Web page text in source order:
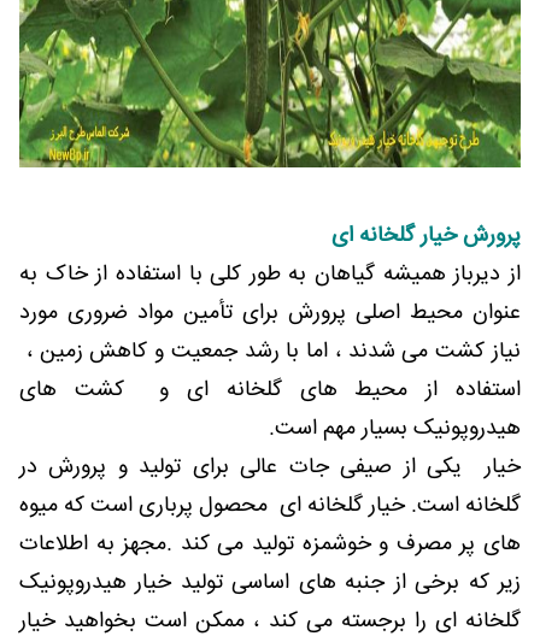
پرورش خیار گلخانه ای
از دیرباز همیشه گیاهان به طور کلی با استفاده از خاک به
عنوان محیط اصلی پرورش برای تأمین مواد ضروری مورد
نیاز کشت می شدند ، اما با رشد جمعیت و کاهش زمین ،
استفاده از محیط های گلخانه ای و کشت های
هیدروپونیک بسیار مهم است.
خیار یکی از صیفی جات عالی برای تولید و پرورش در
گلخانه است. خیار گلخانه ای محصول پرباری است که میوه
های پر مصرف و خوشمزه تولید می کند .مجهز به اطلاعات
زیر که برخی از جنبه های اساسی تولید خیار هیدروپونیک
گلخانه ای را برجسته می کند ، ممکن است بخواهید خیار